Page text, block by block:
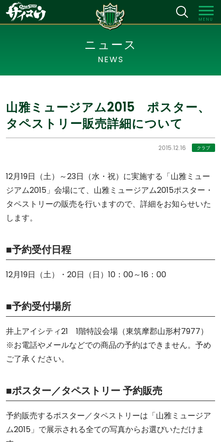
MENU
ニュース
NEWS
山雅ミュージアム2015 ポスター、
タペストリー販売詳細について
2015.12.16 クラブ
12月19日（土）～23日（水・祝）に実施する「山雅ミュー
ジアム2015」会場にて、山雅ミュージアム2015ポスター・
タペストリーの販売を行いますので、詳細をお知らせいた
します。
■予約受付日程
12月19日（土）・20日（日）10：00～16：00
■予約受付場所
井上アイシティ21 1階特設会場（東筑摩郡山形村7977）
※お電話やメールなどでの商品の予約はできません。予め
ご了承ください。
■ポスター／タペストリー 予約販売
予約販売するポスター／タペストリーは「山雅ミュージア
ム2015」で展示される全ての写真からお選びいただけま